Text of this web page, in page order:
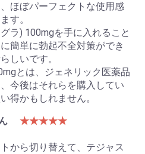
ほぼパーフェクトな使用感
す。
ラ) 100mgを手に入れること
簡単に勃起不全対策ができ
しいです。
とは、ジェネリック医薬品
今後はそれらを購入してい
得かもしれません。
★★★★★
から切り替えて、テジャス